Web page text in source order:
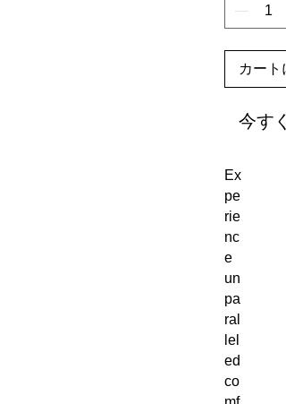
カート
今す
Ex
pe
rie
nc
e
un
pa
ral
lel
ed
co